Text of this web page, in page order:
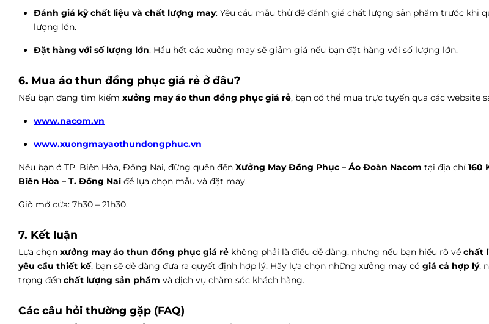
Đánh giá kỹ chất liệu và chất lượng may: Yêu cầu mẫu thử để đánh giá chất lượng sản phẩm trước khi
lượng lớn.
Đặt hàng với số lượng lớn: Hầu hết các xưởng may sẽ giảm giá nếu bạn đặt hàng với số lượng lớn.
6. Mua áo thun đồng phục giá rẻ ở đâu?
Nếu bạn đang tìm kiếm xưởng may áo thun đồng phục giá rẻ, bạn có thể mua trực tuyến qua các website
www.nacom.vn
www.xuongmayaothundongphuc.vn
Nếu bạn ở TP. Biên Hòa, Đồng Nai, đừng quên đến Xưởng May Đồng Phục – Áo Đoàn Nacom tại địa chỉ 160
Biên Hòa – T. Đồng Nai để lựa chọn mẫu và đặt may.
Giờ mở cửa: 7h30 – 21h30.
7. Kết luận
Lựa chọn xưởng may áo thun đồng phục giá rẻ không phải là điều dễ dàng, nhưng nếu bạn hiểu rõ về chất
yêu cầu thiết kế, bạn sẽ dễ dàng đưa ra quyết định hợp lý. Hãy lựa chọn những xưởng may có giá cả hợp lý,
trọng đến chất lượng sản phẩm và dịch vụ chăm sóc khách hàng.
Các câu hỏi thường gặp (FAQ)